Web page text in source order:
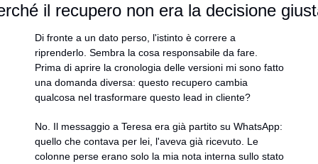
il recupero non era la decisione
Di fronte a un dato perso, l'istinto è correre a
riprenderlo. Sembra la cosa responsabile da fare.
Prima di aprire la cronologia delle versioni mi sono fatto
una domanda diversa: questo recupero cambia
qualcosa nel trasformare questo lead in cliente?
No. Il messaggio a Teresa era già partito su WhatsApp:
quello che contava per lei, l'aveva già ricevuto. Le
colonne perse erano solo la mia nota interna sullo stato